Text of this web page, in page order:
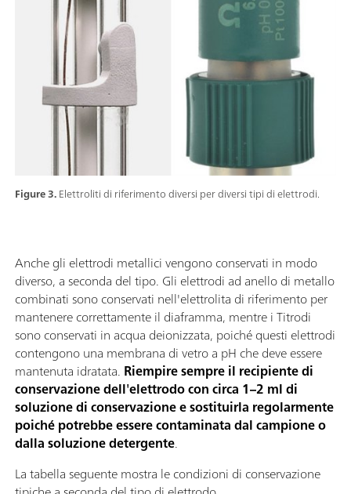
Figure 3.Elettroliti di riferimento diversi per diversi tipi di elettrodi.
Anche gli elettrodi metallici vengono conservati in modo
diverso, a seconda del tipo. Gli elettrodi ad anello di metallo
combinati sono conservati nell'elettrolita di riferimento per
mantenere correttamente il diaframma, mentre i Titrodi
sono conservati in acqua deionizzata, poiché questi elettrodi
contengono una membrana di vetro a pH che deve essere
mantenuta idratata. Riempire sempre il recipiente di
conservazione dell'elettrodo con circa 1–2 ml di
soluzione di conservazione e sostituirla regolarmente
poiché potrebbe essere contaminata dal campione o
dalla soluzione detergente.
La tabella seguente mostra le condizioni di conservazione